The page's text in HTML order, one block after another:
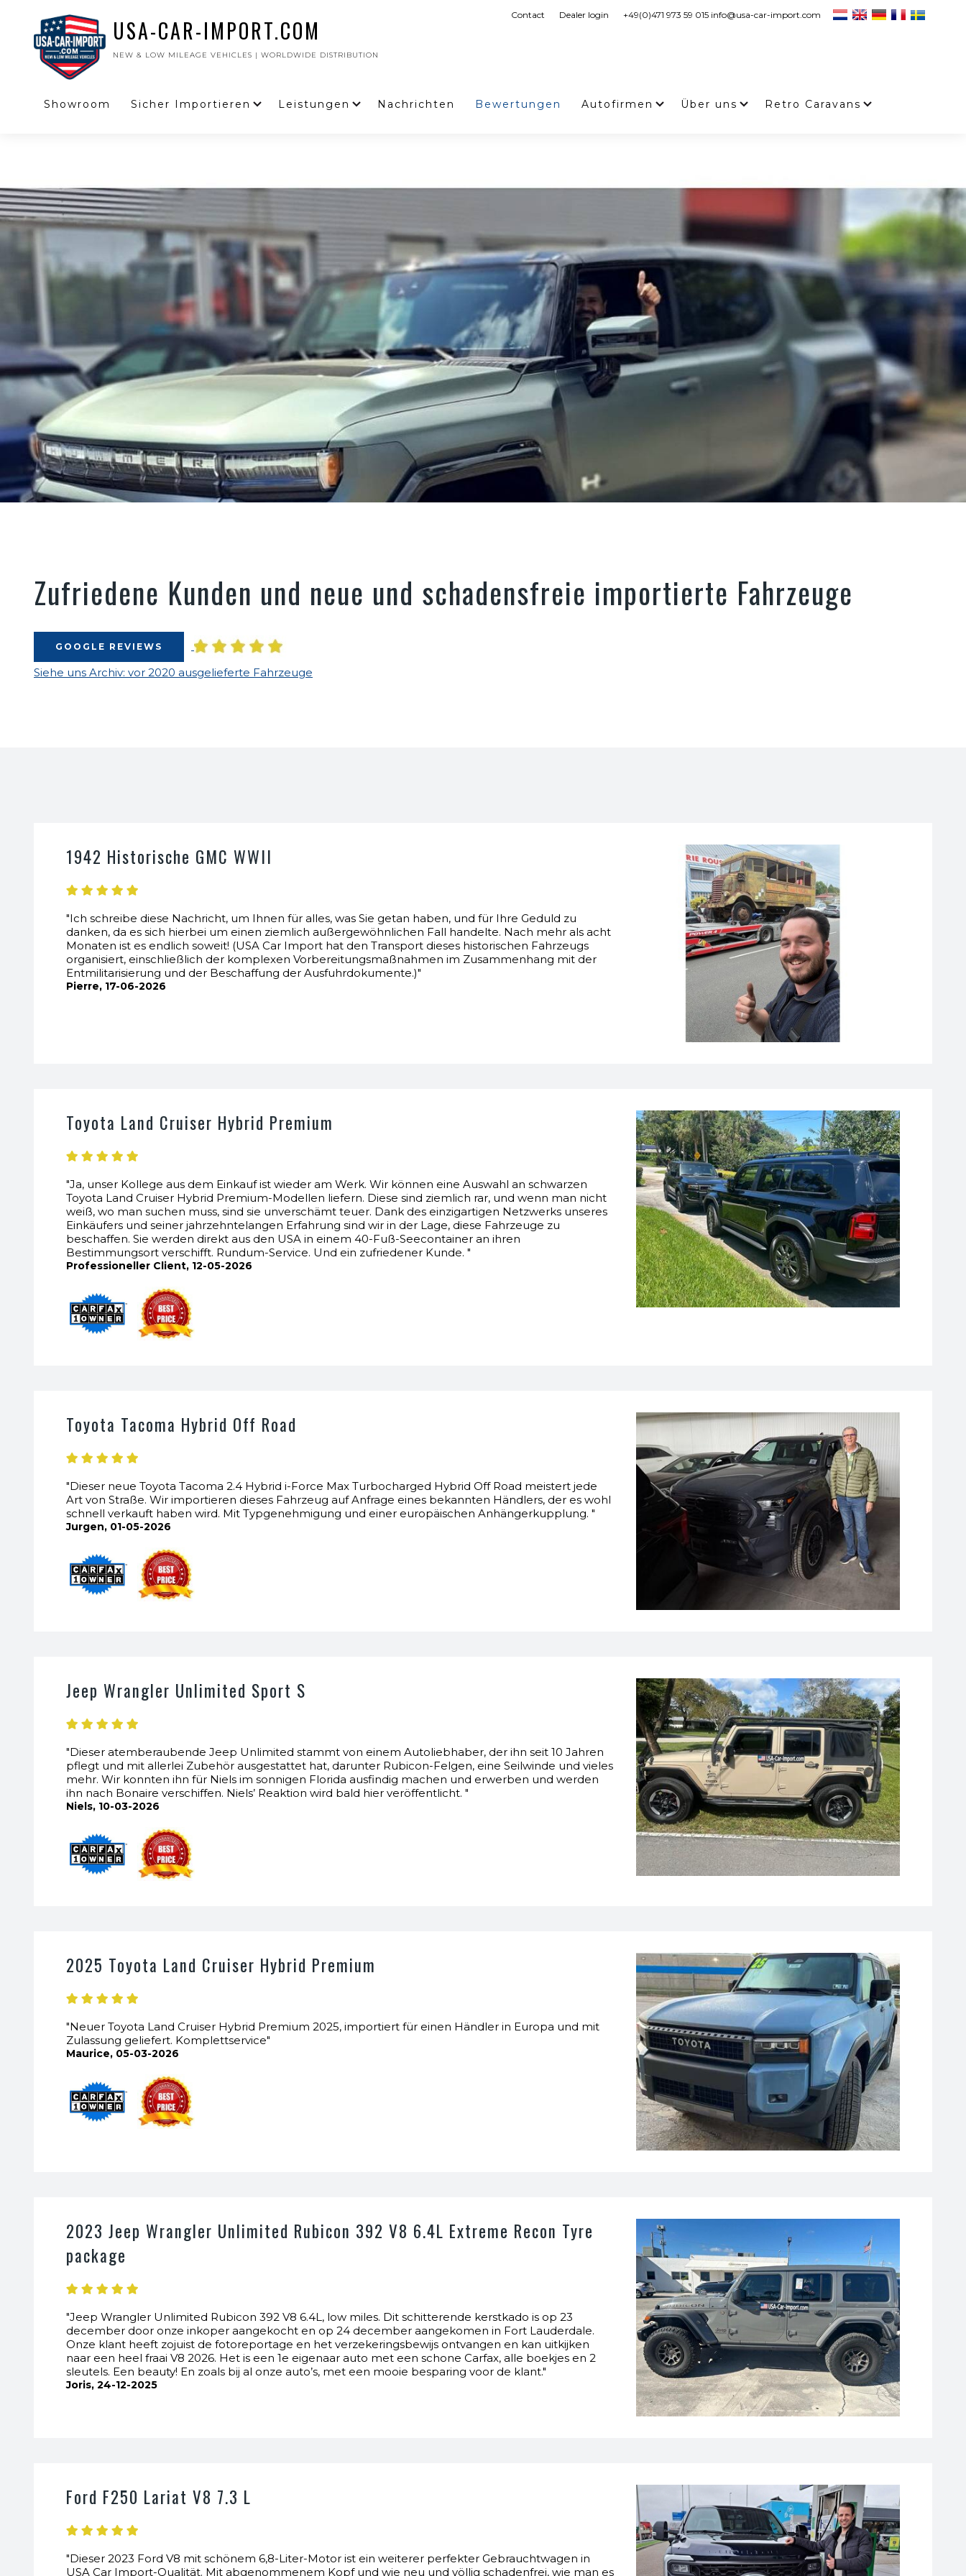
USA-CAR-IMPORT.COM
NEW & LOW MILEAGE VEHICLES | WORLDWIDE DISTRIBUTION
Contact Dealer login +49(0)471 973 59 015 info@usa-car-import.com
Showroom Sicher Importieren Leistungen Nachrichten Bewertungen Autofirmen Über uns Retro Caravans
Zufriedene Kunden und neue und schadensfreie importierte Fahrzeuge
GOOGLE REVIEWS
Siehe uns Archiv: vor 2020 ausgelieferte Fahrzeuge
1942 Historische GMC WWII
"Ich schreibe diese Nachricht, um Ihnen für alles, was Sie getan haben, und für Ihre Geduld zu
danken, da es sich hierbei um einen ziemlich außergewöhnlichen Fall handelte. Nach mehr als acht
Monaten ist es endlich soweit! (USA Car Import hat den Transport dieses historischen Fahrzeugs
organisiert, einschließlich der komplexen Vorbereitungsmaßnahmen im Zusammenhang mit der
Entmilitarisierung und der Beschaffung der Ausfuhrdokumente.)"
Pierre, 17-06-2026
Toyota Land Cruiser Hybrid Premium
"Ja, unser Kollege aus dem Einkauf ist wieder am Werk. Wir können eine Auswahl an schwarzen
Toyota Land Cruiser Hybrid Premium-Modellen liefern. Diese sind ziemlich rar, und wenn man nicht
weiß, wo man suchen muss, sind sie unverschämt teuer. Dank des einzigartigen Netzwerks unseres
Einkäufers und seiner jahrzehntelangen Erfahrung sind wir in der Lage, diese Fahrzeuge zu
beschaffen. Sie werden direkt aus den USA in einem 40-Fuß-Seecontainer an ihren
Bestimmungsort verschifft. Rundum-Service. Und ein zufriedener Kunde. "
Professioneller Client, 12-05-2026
Toyota Tacoma Hybrid Off Road
"Dieser neue Toyota Tacoma 2.4 Hybrid i-Force Max Turbocharged Hybrid Off Road meistert jede
Art von Straße. Wir importieren dieses Fahrzeug auf Anfrage eines bekannten Händlers, der es wohl
schnell verkauft haben wird. Mit Typgenehmigung und einer europäischen Anhängerkupplung. "
Jurgen, 01-05-2026
Jeep Wrangler Unlimited Sport S
"Dieser atemberaubende Jeep Unlimited stammt von einem Autoliebhaber, der ihn seit 10 Jahren
pflegt und mit allerlei Zubehör ausgestattet hat, darunter Rubicon-Felgen, eine Seilwinde und vieles
mehr. Wir konnten ihn für Niels im sonnigen Florida ausfindig machen und erwerben und werden
ihn nach Bonaire verschiffen. Niels’ Reaktion wird bald hier veröffentlicht. "
Niels, 10-03-2026
2025 Toyota Land Cruiser Hybrid Premium
"Neuer Toyota Land Cruiser Hybrid Premium 2025, importiert für einen Händler in Europa und mit
Zulassung geliefert. Komplettservice"
Maurice, 05-03-2026
2023 Jeep Wrangler Unlimited Rubicon 392 V8 6.4L Extreme Recon Tyre
package
"Jeep Wrangler Unlimited Rubicon 392 V8 6.4L, low miles. Dit schitterende kerstkado is op 23
december door onze inkoper aangekocht en op 24 december aangekomen in Fort Lauderdale.
Onze klant heeft zojuist de fotoreportage en het verzekeringsbewijs ontvangen en kan uitkijken
naar een heel fraai V8 2026. Het is een 1e eigenaar auto met een schone Carfax, alle boekjes en 2
sleutels. Een beauty! En zoals bij al onze auto’s, met een mooie besparing voor de klant."
Joris, 24-12-2025
Ford F250 Lariat V8 7.3 L
"Dieser 2023 Ford V8 mit schönem 6,8-Liter-Motor ist ein weiterer perfekter Gebrauchtwagen in
USA Car Import-Qualität. Mit abgenommenem Kopf und wie neu und völlig schadenfrei, wie man es